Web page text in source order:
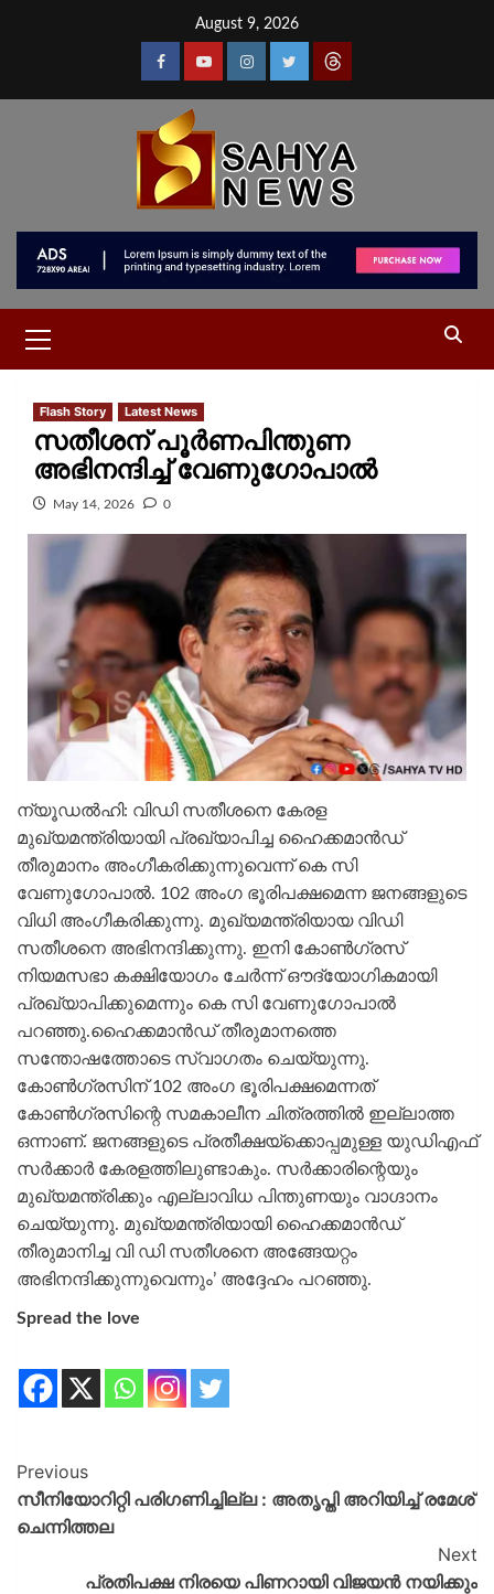
August 9, 2026
Flash Story Latest News
സതീശന് പൂര്‍ണപിന്തുണ
അഭിനന്ദിച്ച് വേണുഗോപാല്‍
May 14, 2026 0
ന്യൂഡല്‍ഹി: വിഡി സതീശനെ കേരള
മുഖ്യമന്ത്രിയായി പ്രഖ്യാപിച്ച ഹൈക്കമാന്‍ഡ്
തീരുമാനം അംഗീകരിക്കുന്നുവെന്ന് കെ സി
വേണുഗോപാല്‍. 102 അംഗ ഭൂരിപക്ഷമെന്ന ജനങ്ങളുടെ
വിധി അംഗീകരിക്കുന്നു. മുഖ്യമന്ത്രിയായ വിഡി
സതീശനെ അഭിനന്ദിക്കുന്നു. ഇനി കോണ്‍ഗ്രസ്
നിയമസഭാ കക്ഷിയോഗം ചേര്‍ന്ന് ഔദ്യോഗികമായി
പ്രഖ്യാപിക്കുമെന്നും കെ സി വേണുഗോപാല്‍
പറഞ്ഞു.ഹൈക്കമാന്‍ഡ് തീരുമാനത്തെ
സന്തോഷത്തോടെ സ്വാഗതം ചെയ്യുന്നു.
കോണ്‍ഗ്രസിന് 102 അംഗ ഭൂരിപക്ഷമെന്നത്
കോണ്‍ഗ്രസിന്റെ സമകാലീന ചിത്രത്തില്‍ ഇല്ലാത്ത
ഒന്നാണ്. ജനങ്ങളുടെ പ്രതീക്ഷയ്‌ക്കൊപ്പമുള്ള യുഡിഎഫ്
സര്‍ക്കാര്‍ കേരളത്തിലുണ്ടാകും. സര്‍ക്കാരിന്റെയും
മുഖ്യമന്ത്രിക്കും എല്ലാവിധ പിന്തുണയും വാഗ്ദാനം
ചെയ്യുന്നു. മുഖ്യമന്ത്രിയായി ഹൈക്കമാന്‍ഡ്
തീരുമാനിച്ച വി ഡി സതീശനെ അങ്ങേയറ്റം
അഭിനന്ദിക്കുന്നുവെന്നും’ അദ്ദേഹം പറഞ്ഞു.
Spread the love
Previous
സീനിയോറിറ്റി പരിഗണിച്ചില്ല : അതൃപ്തി അറിയിച്ച് രമേശ്
ചെന്നിത്തല
Next
പ്രതിപക്ഷ നിരയെ പിണറായി വിജയൻ നയിക്കും